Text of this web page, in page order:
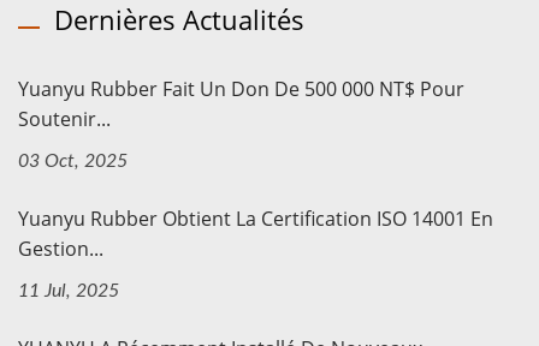
Dernières Actualités
Yuanyu Rubber Fait Un Don De 500 000 NT$ Pour
Soutenir...
03 Oct, 2025
Yuanyu Rubber Obtient La Certification ISO 14001 En
Gestion...
11 Jul, 2025